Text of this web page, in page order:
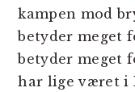
kampen mod
betyder meget
betyder meget
har lige været i